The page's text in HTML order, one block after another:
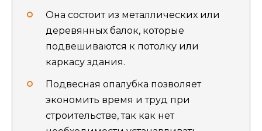
Она состоит из металлических или
деревянных балок, которые
подвешиваются к потолку или
каркасу здания.
Подвесная опалубка позволяет
экономить время и труд при
строительстве, так как нет